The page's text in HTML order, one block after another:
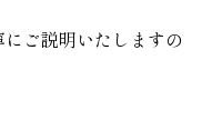
ご説明いたしますの